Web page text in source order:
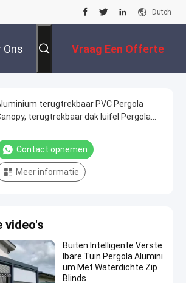
Dutch
Vraag Een Offerte
terugtrekbaar PVC Pergola
terugtrekbaar dak luifel Pergola
Contact opnemen
Meer informatie
video's
Buiten Intelligente Verste
lbare Tuin Pergola Alumini
um Met Waterdichte Zip
Blinds